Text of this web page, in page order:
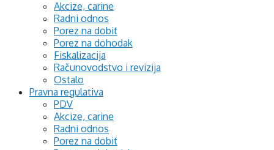
Akcize, carine
Radni odnos
Porez na dobit
Porez na dohodak
Fiskalizacija
Računovodstvo i revizija
Ostalo
Pravna regulativa
PDV
Akcize, carine
Radni odnos
Porez na dobit